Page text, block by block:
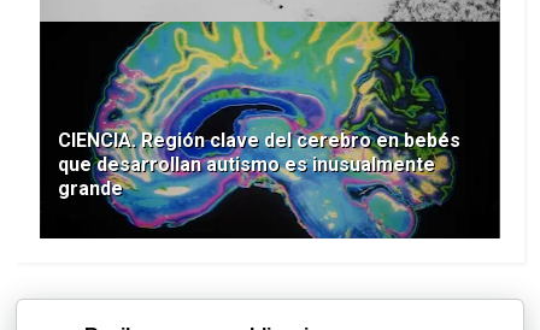
CIENCIA. Región clave del cerebro en bebés
que desarrollan autismo es inusualmente
grande